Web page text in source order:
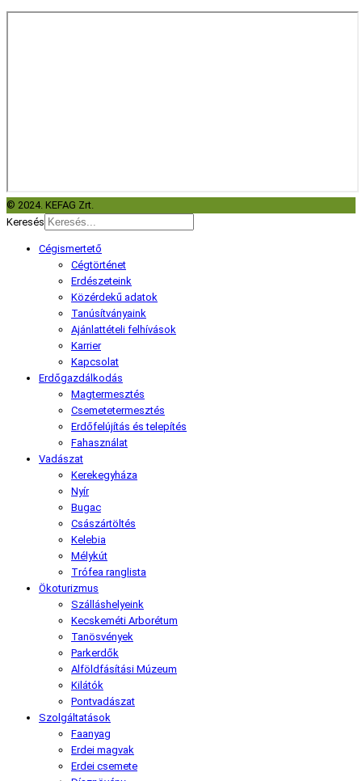
© 2024. KEFAG Zrt.
Keresés
Cégismertető
Cégtörténet
Erdészeteink
Közérdekű adatok
Tanúsítványaink
Ajánlattételi felhívások
Karrier
Kapcsolat
Erdőgazdálkodás
Magtermesztés
Csemetetermesztés
Erdőfelújítás és telepítés
Fahasználat
Vadászat
Kerekegyháza
Nyír
Bugac
Császártöltés
Kelebia
Mélykút
Trófea ranglista
Ökoturizmus
Szálláshelyeink
Kecskeméti Arborétum
Tanösvények
Parkerdők
Alföldfásítási Múzeum
Kilátók
Pontvadászat
Szolgáltatások
Faanyag
Erdei magvak
Erdei csemete